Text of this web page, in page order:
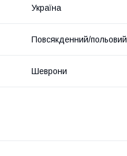
Україна
Повсякденний/польовий
Шеврони